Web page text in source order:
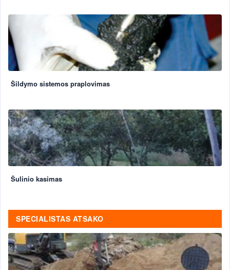
Šildymo sistemos praplovimas
Šulinio kasimas
SPECIALISTAS ATSAKO